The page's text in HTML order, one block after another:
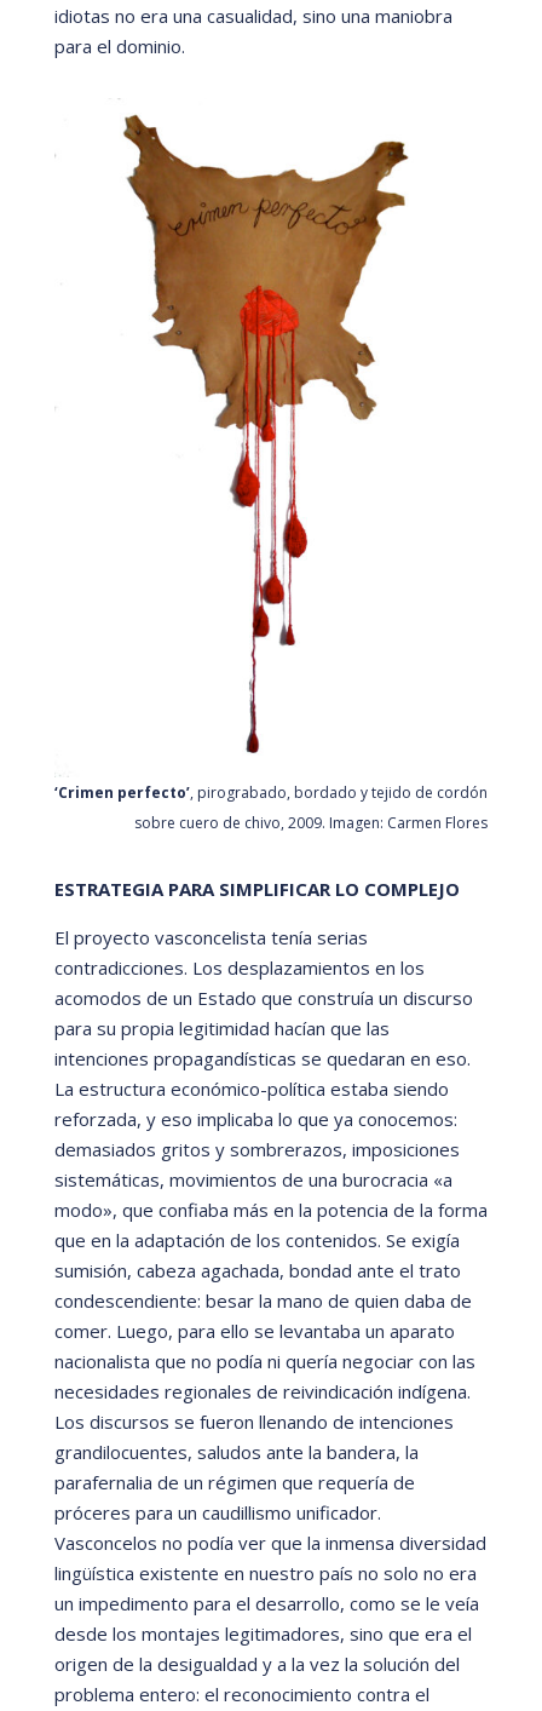
idiotas no era una casualidad, sino una maniobra
para el dominio.
‘Crimen perfecto’, pirograbado, bordado y tejido de cordón
sobre cuero de chivo, 2009. Imagen: Carmen Flores
ESTRATEGIA PARA SIMPLIFICAR LO COMPLEJO
El proyecto vasconcelista tenía serias
contradicciones. Los desplazamientos en los
acomodos de un Estado que construía un discurso
para su propia legitimidad hacían que las
intenciones propagandísticas se quedaran en eso.
La estructura económico-política estaba siendo
reforzada, y eso implicaba lo que ya conocemos:
demasiados gritos y sombrerazos, imposiciones
sistemáticas, movimientos de una burocracia «a
modo», que confiaba más en la potencia de la forma
que en la adaptación de los contenidos. Se exigía
sumisión, cabeza agachada, bondad ante el trato
condescendiente: besar la mano de quien daba de
comer. Luego, para ello se levantaba un aparato
nacionalista que no podía ni quería negociar con las
necesidades regionales de reivindicación indígena.
Los discursos se fueron llenando de intenciones
grandilocuentes, saludos ante la bandera, la
parafernalia de un régimen que requería de
próceres para un caudillismo unificador.
Vasconcelos no podía ver que la inmensa diversidad
lingüística existente en nuestro país no solo no era
un impedimento para el desarrollo, como se le veía
desde los montajes legitimadores, sino que era el
origen de la desigualdad y a la vez la solución del
problema entero: el reconocimiento contra el